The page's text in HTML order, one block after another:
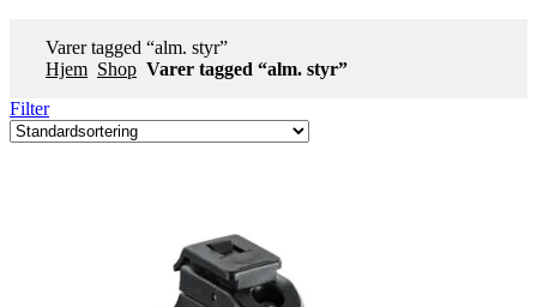
Varer tagged “alm. styr”
Hjem Shop Varer tagged “alm. styr”
Filter